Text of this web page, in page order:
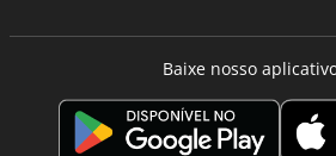
Baixe nosso